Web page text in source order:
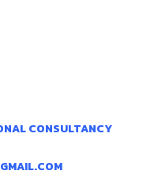
CONSULTANCY